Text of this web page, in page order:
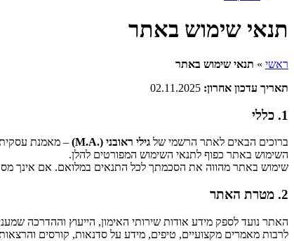
תנאי שימוש באתר
ראשי » תנאי שימוש באתר
תאריך עדכון אחרון:
1. כללי
ברוכים הבאים לאתר הרשמי של גילי ראובני (.M.A)
– מאמנת עסקית
השימוש באתר כפוף לתנאי השימוש המפורטים להלן.
שימוש באתר מהווה את הסכמתך לכל התנאים במלואם. אם אינך
2. מטרת האתר
האתר נועד לספק מידע אודות שירותי האימון, הייעוץ וההדרכה
לרבות מאמרים מקצועיים, טיפים, מידע על סדנאות, קורסים